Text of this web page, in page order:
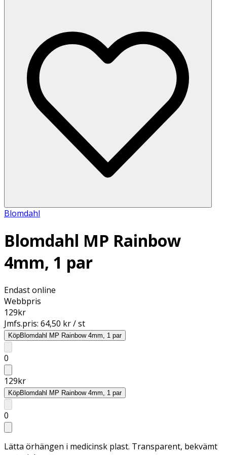
Blomdahl
Blomdahl MP Rainbow
4mm, 1 par
Endast online
Webbpris
129kr
Jmfs.pris: 64,50 kr / st
KöpBlomdahl MP Rainbow 4mm, 1 par
0
129kr
KöpBlomdahl MP Rainbow 4mm, 1 par
0
Lätta örhängen i medicinsk plast. Transparent, bekvämt